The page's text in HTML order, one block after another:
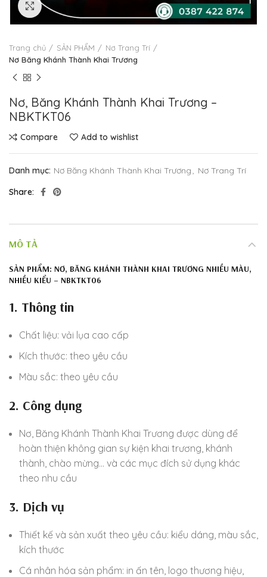
Click to enlarge
Trang chủ SẢN PHẨM
Nơ Trang Trí
Nơ Băng Khánh Thành Khai Trương
Nơ, Băng Khánh Thành Khai Trương –
NBKTKT06
Compare Add to wishlist
Danh mục: Nơ Băng Khánh Thành Khai Trương, Nơ Trang Trí
Share
MÔ TẢ
SẢN PHẨM: NƠ, BĂNG KHÁNH THÀNH KHAI TRƯƠNG NHIỀU MÀU,
NHIỀU KIỂU – NBKTKT06
1. Thông tin
Chất liệu: vải lụa cao cấp
Kích thước: theo yêu cầu
Màu sắc: theo yêu cầu
2. Công dụng
Nơ, Băng Khánh Thành Khai Trương được dùng để
hoàn thiện không gian sự kiện khai trương, khánh
thành, chào mừng… và các mục đích sử dụng khác
theo nhu cầu
3. Dịch vụ
Thiết kế và sản xuất theo yêu cầu: kiểu dáng, màu sắc,
kích thước
Cá nhân hóa sản phẩm: in ấn tên, logo thương hiệu,